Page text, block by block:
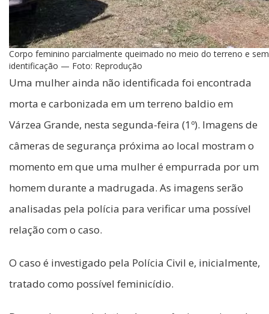
Corpo feminino parcialmente queimado no meio do terreno e
identificação — Foto: Reprodução
Uma mulher ainda não identificada foi encontrada
morta e carbonizada em um terreno baldio em
Várzea Grande, nesta segunda-feira (1º). Imagens de
câmeras de segurança próxima ao local mostram o
momento em que uma mulher é empurrada por um
homem durante a madrugada. As imagens serão
analisadas pela polícia para verificar uma possível
relação com o caso.
O caso é investigado pela Polícia Civil e, inicialmente,
tratado como possível feminicídio.